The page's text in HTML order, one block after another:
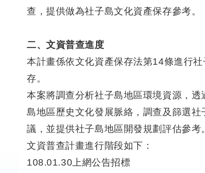
查，提供做為社子島文化資產保存參考。
二、文資普查進度
本計畫係依文化資產保存法第14條進行
存。
本案將調查分析社子島地區環境資源，
島地區歷史文化發展脈絡，調查及篩選
議，並提供社子島地區開發規劃評估參考
文資普查計畫進行階段如下：
108.01.30上網公告招標